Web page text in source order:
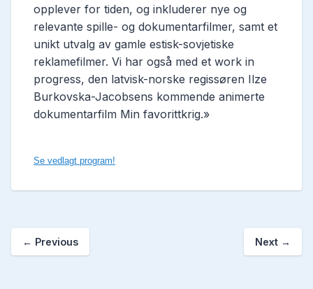
opplever for tiden, og inkluderer nye og
relevante spille- og dokumentarfilmer, samt et
unikt utvalg av gamle estisk-sovjetiske
reklamefilmer. Vi har også med et work in
progress, den latvisk-norske regissøren Ilze
Burkovska-Jacobsens kommende animerte
dokumentarfilm Min favorittkrig.»
Se vedlagt program!
← Previous Next →